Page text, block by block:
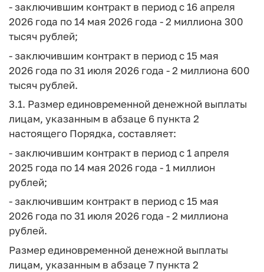
- заключившим контракт в период с 16 апреля
2026 года по 14 мая 2026 года - 2 миллиона 300
тысяч рублей;
- заключившим контракт в период с 15 мая
2026 года по 31 июля 2026 года - 2 миллиона 600
тысяч рублей.
3.1. Размер единовременной денежной выплаты
лицам, указанным в абзаце 6 пункта 2
настоящего Порядка, составляет:
- заключившим контракт в период с 1 апреля
2025 года по 14 мая 2026 года - 1 миллион
рублей;
- заключившим контракт в период с 15 мая
2026 года по 31 июля 2026 года - 2 миллиона
рублей.
Размер единовременной денежной выплаты
лицам, указанным в абзаце 7 пункта 2